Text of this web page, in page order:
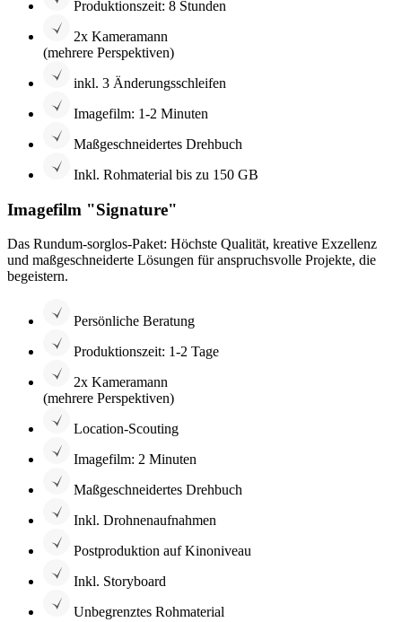
Produktionszeit: 8 Stunden
2x Kameramann
(mehrere Perspektiven)
inkl. 3 Änderungsschleifen
Imagefilm: 1-2 Minuten
Maßgeschneidertes Drehbuch
Inkl. Rohmaterial bis zu 150 GB
Imagefilm "Signature"
Das Rundum-sorglos-Paket: Höchste Qualität, kreative Exzellenz
und maßgeschneiderte Lösungen für anspruchsvolle Projekte, die
begeistern.
Persönliche Beratung
Produktionszeit: 1-2 Tage
2x Kameramann
(mehrere Perspektiven)
Location-Scouting
Imagefilm: 2 Minuten
Maßgeschneidertes Drehbuch
Inkl. Drohnenaufnahmen
Postproduktion auf Kinoniveau
Inkl. Storyboard
Unbegrenztes Rohmaterial